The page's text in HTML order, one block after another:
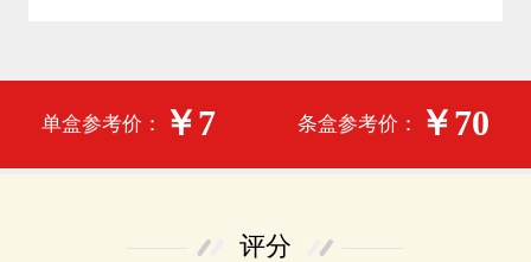
单盒参考价： ￥7 条盒参考价： ￥70
评分